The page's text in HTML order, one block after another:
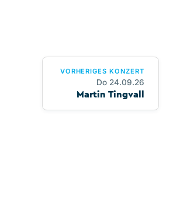
VORHERIGES KONZERT
Do 24.09.26
Martin Tingvall